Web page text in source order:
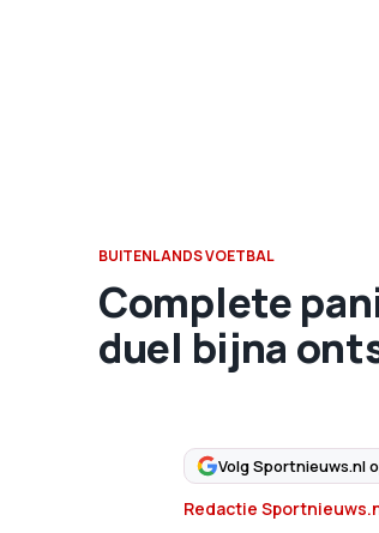
BUITENLANDS VOETBAL
Complete
duel bijna
Volg Sportnieuws.nl
Redactie